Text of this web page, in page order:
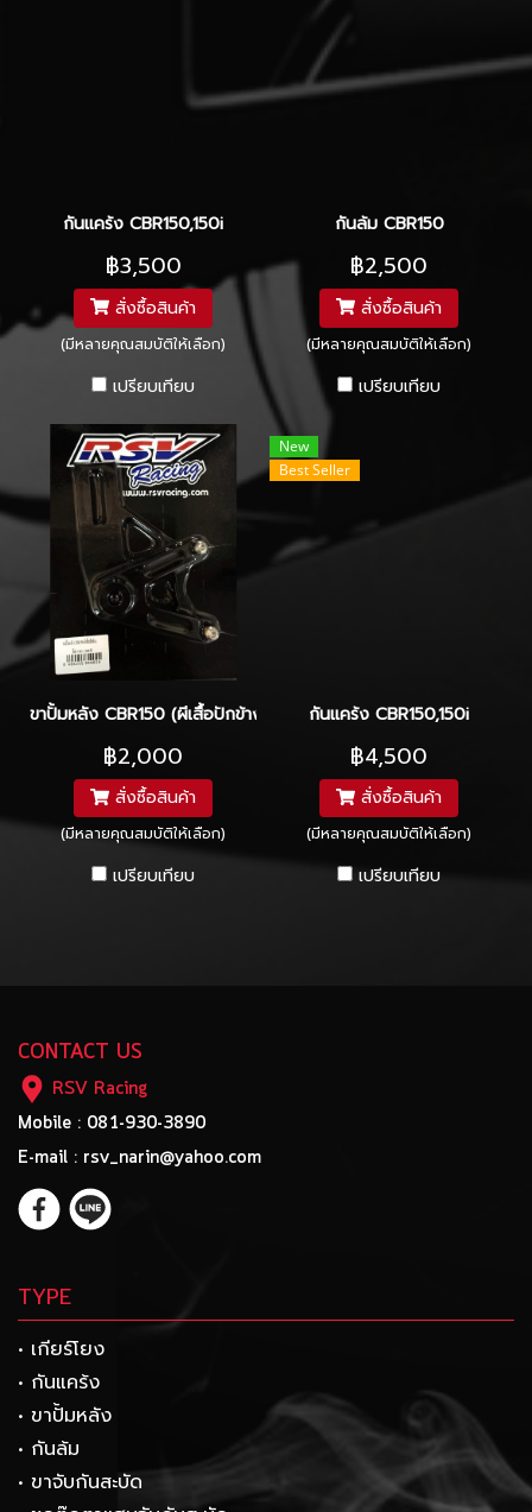
กันแคร้ง CBR150,150i
฿3,500
สั่งซื้อสินค้า
(มีหลายคุณสมบัติให้เลือก)
เปรียบเทียบ
กันล้ม CBR150
฿2,500
สั่งซื้อสินค้า
(มีหลายคุณสมบัติให้เลือก)
เปรียบเทียบ
ขาปั้มหลัง CBR150 (ผีเสื้อปักข้าง)
฿2,000
สั่งซื้อสินค้า
(มีหลายคุณสมบัติให้เลือก)
เปรียบเทียบ
New
Best Seller
กันแคร้ง CBR150,150i
฿4,500
สั่งซื้อสินค้า
(มีหลายคุณสมบัติให้เลือก)
เปรียบเทียบ
CONTACT US
RSV Racing
Mobile : 081-930-3890
E-mail : rsv_narin@yahoo.com
TYPE
• เกียร์โยง
• กันแคร้ง
• ขาปั้มหลัง
• กันล้ม
• ขาจับกันสะบัด